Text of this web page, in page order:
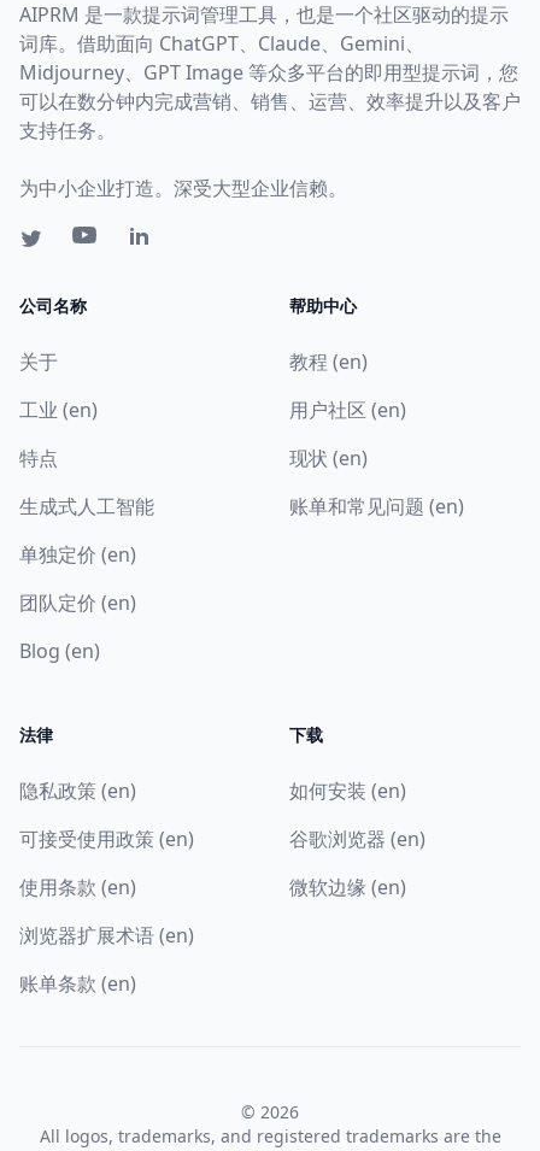
AIPRM 是一款提示词管理工具，也是一个社区驱动的提示
词库。借助面向 ChatGPT、Claude、Gemini、
Midjourney、GPT Image 等众多平台的即用型提示词，您
可以在数分钟内完成营销、销售、运营、效率提升以及客户
支持任务。
为中小企业打造。深受大型企业信赖。
公司名称
关于
工业 (en)
特点
生成式人工智能
单独定价 (en)
团队定价 (en)
Blog (en)
帮助中心
教程 (en)
用户社区 (en)
现状 (en)
账单和常见问题 (en)
法律
隐私政策 (en)
可接受使用政策 (en)
使用条款 (en)
浏览器扩展术语 (en)
账单条款 (en)
下载
如何安装 (en)
谷歌浏览器 (en)
微软边缘 (en)
© 2026
All logos, trademarks, and registered trademarks are the